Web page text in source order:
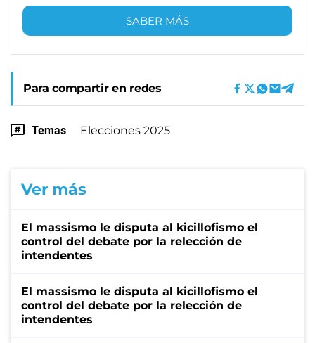
SABER MÁS
Para compartir en redes
Temas Elecciones 2025
Ver más
El massismo le disputa al kicillofismo el
control del debate por la relección de
intendentes
El massismo le disputa al kicillofismo el
control del debate por la relección de
intendentes